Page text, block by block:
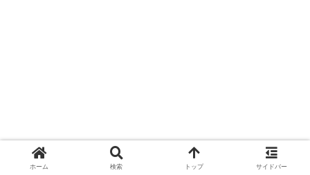
ホーム 検索 トップ サイドバー